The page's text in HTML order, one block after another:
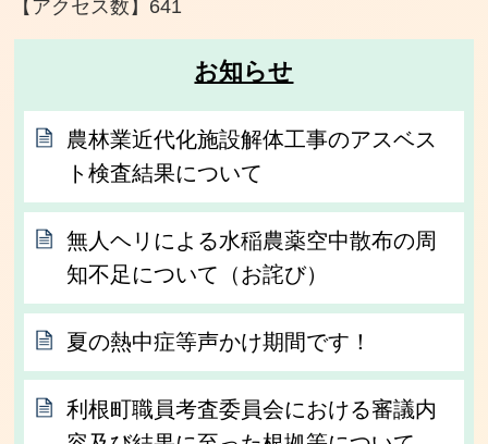
【アクセス数】 641
お知らせ
農林業近代化施設解体工事のアスベス
ト検査結果について
無人ヘリによる水稲農薬空中散布の周
知不足について（お詫び）
夏の熱中症等声かけ期間です！
利根町職員考査委員会における審議内